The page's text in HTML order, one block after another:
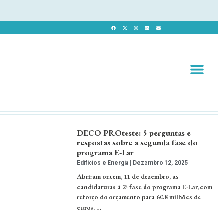
DECO PROteste: 5 perguntas e
respostas sobre a segunda fase do
programa E-Lar
Edifícios e Energia Dezembro 12, 2025
Abriram ontem, 11 de dezembro, as
candidaturas à 2ª fase do programa E-Lar, com
reforço do orçamento para 60,8 milhões de
euros. …